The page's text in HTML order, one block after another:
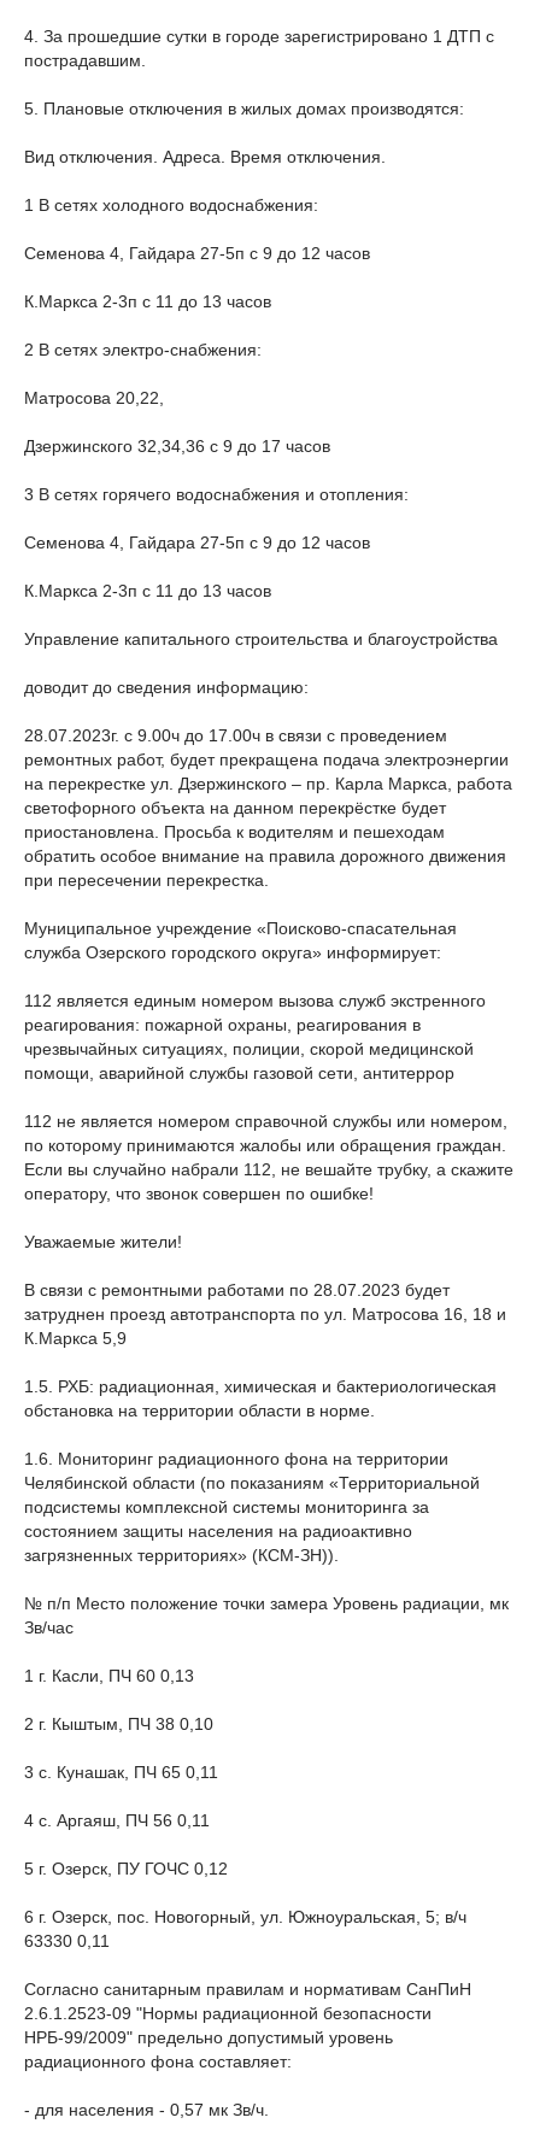
4. За прошедшие сутки в городе зарегистрировано 1 ДТП с
пострадавшим.
5. Плановые отключения в жилых домах производятся:
Вид отключения. Адреса. Время отключения.
1 В сетях холодного водоснабжения:
Семенова 4, Гайдара 27-5п с 9 до 12 часов
К.Маркса 2-3п с 11 до 13 часов
2 В сетях электро-снабжения:
Матросова 20,22,
Дзержинского 32,34,36 с 9 до 17 часов
3 В сетях горячего водоснабжения и отопления:
Семенова 4, Гайдара 27-5п с 9 до 12 часов
К.Маркса 2-3п с 11 до 13 часов
Управление капитального строительства и благоустройства
доводит до сведения информацию:
28.07.2023г. с 9.00ч до 17.00ч в связи с проведением
ремонтных работ, будет прекращена подача электроэнергии
на перекрестке ул. Дзержинского – пр. Карла Маркса, работа
светофорного объекта на данном перекрёстке будет
приостановлена. Просьба к водителям и пешеходам
обратить особое внимание на правила дорожного движения
при пересечении перекрестка.
Муниципальное учреждение «Поисково-спасательная
служба Озерского городского округа» информирует:
112 является единым номером вызова служб экстренного
реагирования: пожарной охраны, реагирования в
чрезвычайных ситуациях, полиции, скорой медицинской
помощи, аварийной службы газовой сети, антитеррор
112 не является номером справочной службы или номером,
по которому принимаются жалобы или обращения граждан.
Если вы случайно набрали 112, не вешайте трубку, а скажите
оператору, что звонок совершен по ошибке!
Уважаемые жители!
В связи с ремонтными работами по 28.07.2023 будет
затруднен проезд автотранспорта по ул. Матросова 16, 18 и
К.Маркса 5,9
1.5. РХБ: радиационная, химическая и бактериологическая
обстановка на территории области в норме.
1.6. Мониторинг радиационного фона на территории
Челябинской области (по показаниям «Территориальной
подсистемы комплексной системы мониторинга за
состоянием защиты населения на радиоактивно
загрязненных территориях» (КСМ-ЗН)).
№ п/п Место положение точки замера Уровень радиации, мк
Зв/час
1 г. Касли, ПЧ 60 0,13
2 г. Кыштым, ПЧ 38 0,10
3 с. Кунашак, ПЧ 65 0,11
4 с. Аргаяш, ПЧ 56 0,11
5 г. Озерск, ПУ ГОЧС 0,12
6 г. Озерск, пос. Новогорный, ул. Южноуральская, 5; в/ч
63330 0,11
Согласно санитарным правилам и нормативам СанПиН
2.6.1.2523-09 "Нормы радиационной безопасности
НРБ-99/2009" предельно допустимый уровень
радиационного фона составляет:
- для населения - 0,57 мк Зв/ч.